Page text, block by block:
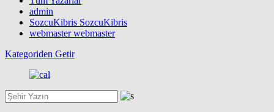
admin
SozcuKibris SozcuKibris
webmaster webmaster
Kategoriden Getir